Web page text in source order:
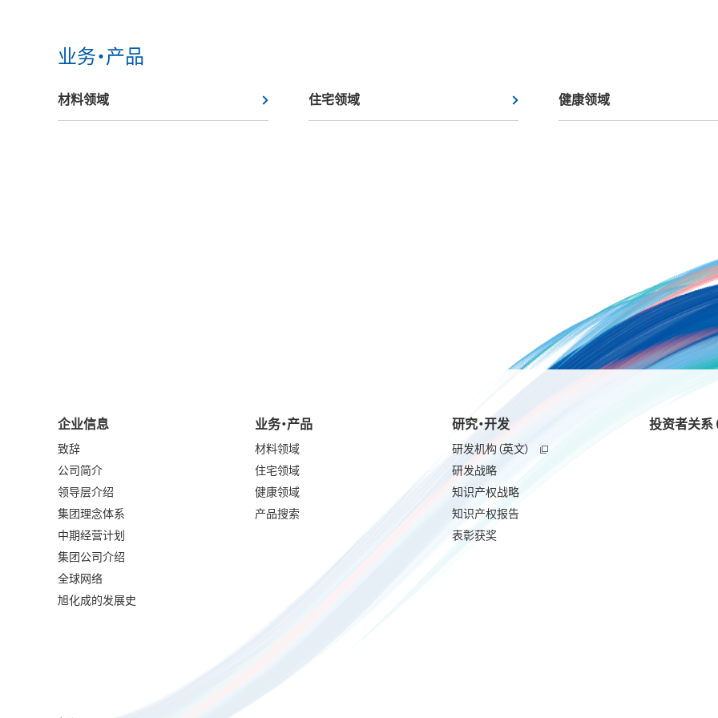
业务・产品
材料领域 住宅领域 健康领域
企业信息
致辞
公司简介
领导层介绍
集团理念体系
中期经营计划
集团公司介绍
全球网络
旭化成的发展史
业务・产品
材料领域
住宅领域
健康领域
产品搜索
研究・开发
研发机构（英文）
研发战略
知识产权战略
知识产权报告
表彰获奖
投资者关系